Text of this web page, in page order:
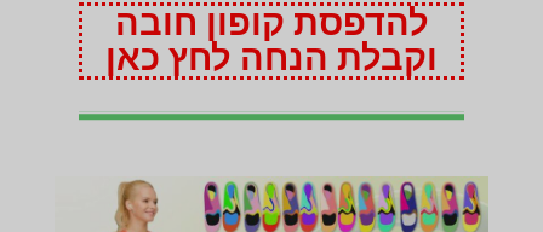
להדפסת קופון חובה
וקבלת הנחה לחץ כאן